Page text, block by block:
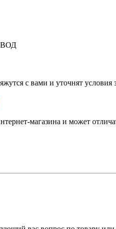
с вами и уточнят условия
магазина и может